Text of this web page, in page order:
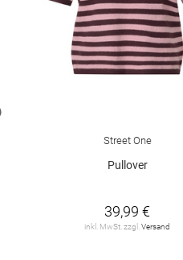
ZUR WUNSCHLISTE HINZUFÜGEN
Street One
Pullover
39,99 €
inkl. MwSt. zzgl.Versand